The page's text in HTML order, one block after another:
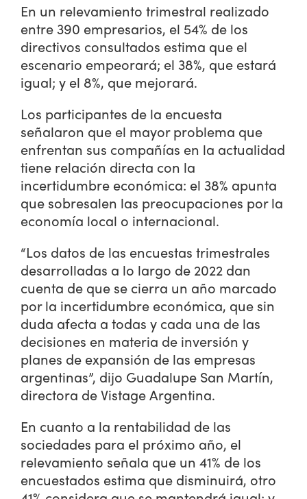
En un relevamiento trimestral realizado
entre 390 empresarios, el 54% de los
directivos consultados estima que el
escenario empeorará; el 38%, que estará
igual; y el 8%, que mejorará.
Los participantes de la encuesta
señalaron que el mayor problema que
enfrentan sus compañías en la actualidad
tiene relación directa con la
incertidumbre económica: el 38% apunta
que sobresalen las preocupaciones por la
economía local o internacional.
“Los datos de las encuestas trimestrales
desarrolladas a lo largo de 2022 dan
cuenta de que se cierra un año marcado
por la incertidumbre económica, que sin
duda afecta a todas y cada una de las
decisiones en materia de inversión y
planes de expansión de las empresas
argentinas”, dijo Guadalupe San Martín,
directora de Vistage Argentina.
En cuanto a la rentabilidad de las
sociedades para el próximo año, el
relevamiento señala que un 41% de los
encuestados estima que disminuirá, otro